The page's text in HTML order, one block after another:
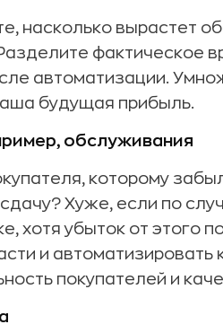
насколько вырастет
фактическое
автоматизации.
будущая прибыль.
обслуживания
которому
Хуже, если по
хотя убыток от этого
и автоматизировать
покупателей и